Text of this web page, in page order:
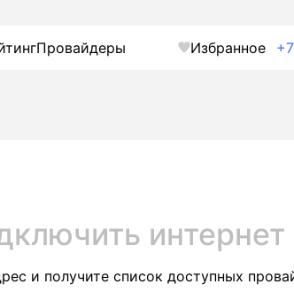
Провайдеры Избранное
интернет
и получите список доступных